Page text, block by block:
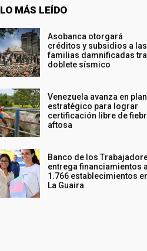
LO MÁS LEÍDO
Asobanca otorgará
créditos y subsidios a las
familias damnificadas
doblete sísmico
Venezuela avanza en plan
estratégico para lograr
certificación libre de
aftosa
Banco de los
entrega financiamientos a
1.766 establecimientos
La Guaira